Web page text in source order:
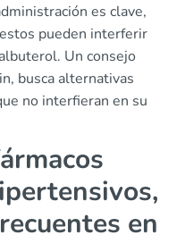
es clave,
pueden interferir
Un consejo
busca alternativas
no interfieran en su
en